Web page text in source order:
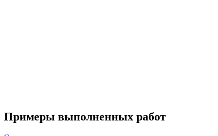
Примеры выполненных работ